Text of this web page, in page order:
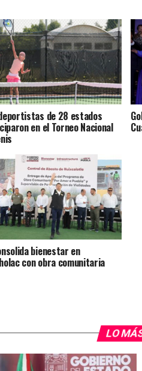
de 28 estados
en el Torneo Nacional
bienestar en
con obra comunitaria
LO